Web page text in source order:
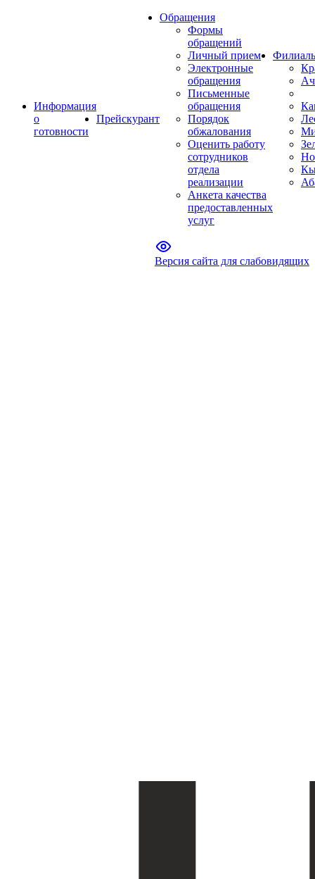
Информация
о
готовности
Прейскурант
Обращения
Формы
обращений
Личный прием
Электронные
обращения
Письменные
обращения
Порядок
обжалования
Оценить работу
сотрудников
отдела
реализации
Анкета качества
предоставленных
услуг
Версия сайта для слабовидящих